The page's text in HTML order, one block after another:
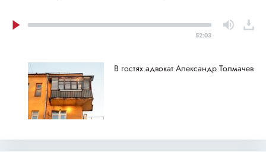
52:03
В гостях адвокат Александр Толмачев